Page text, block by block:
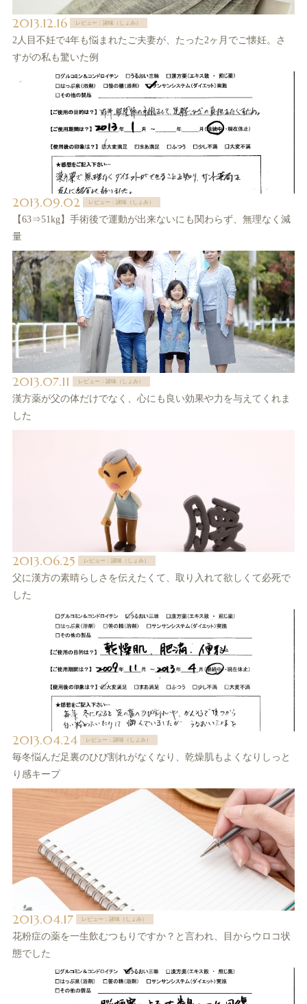
2013.12.16 レビュー：諸味（しょみ）
2人目不妊で4年も悩まれたご夫妻が、たった2ヶ月でご懐妊。さ
すがの私も驚いた例
2013.09.02 レビュー：諸味（しょみ）
【63⇒51kg】手術後で運動が出来ないにも関わらず、無理なく減
量
2013.07.11 レビュー：諸味（しょみ）
漢方薬が父の体だけでなく、心にも良い効果や力を与えてくれま
した
2013.06.25 レビュー：諸味（しょみ）
父に漢方の素晴らしさを伝えたくて、取り入れて欲しくて必死で
した
2013.04.24 レビュー：諸味（しょみ）
毎冬悩んだ足裏のひび割れがなくなり、乾燥肌もよくなりしっと
り感キープ
2013.04.17 レビュー：諸味（しょみ）
花粉症の薬を一生飲むつもりですか？と言われ、目からウロコ状
態でした